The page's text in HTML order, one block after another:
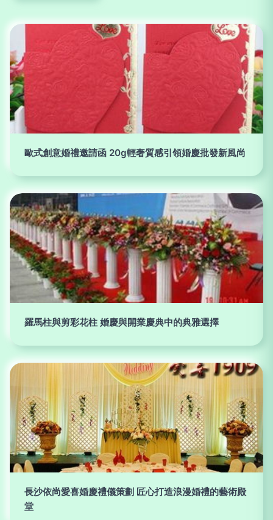
歐式創意婚禮邀請函 20g輕奢質感引領婚慶批發新風尚
羅馬柱與剪彩花柱 婚慶與開業慶典中的典雅選擇
長沙依尚愛喜婚慶禮儀策劃 匠心打造浪漫婚禮的藝術殿
堂